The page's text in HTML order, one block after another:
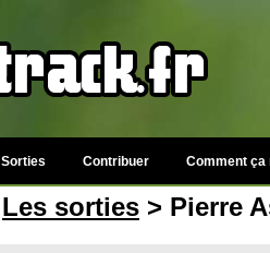
Sorties Contribuer Comment ça
Les sorties > Pierre